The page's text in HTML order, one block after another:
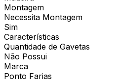
Montagem
Necessita Montagem
Sim
Características
Quantidade de Gavetas
Não Possui
Marca
Ponto Farias